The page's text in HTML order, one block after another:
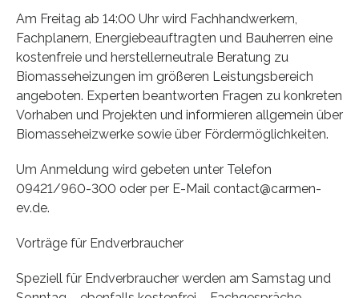
Am Freitag ab 14:00 Uhr wird Fachhandwerkern,
Fachplanern, Energiebeauftragten und Bauherren eine
kostenfreie und herstellerneutrale Beratung zu
Biomasseheizungen im größeren Leistungsbereich
angeboten. Experten beantworten Fragen zu konkreten
Vorhaben und Projekten und informieren allgemein über
Biomasseheizwerke sowie über Fördermöglichkeiten.
Um Anmeldung wird gebeten unter Telefon
09421/960-300 oder per E-Mail contact@carmen-
ev.de.
Vorträge für Endverbraucher
Speziell für Endverbraucher werden am Samstag und